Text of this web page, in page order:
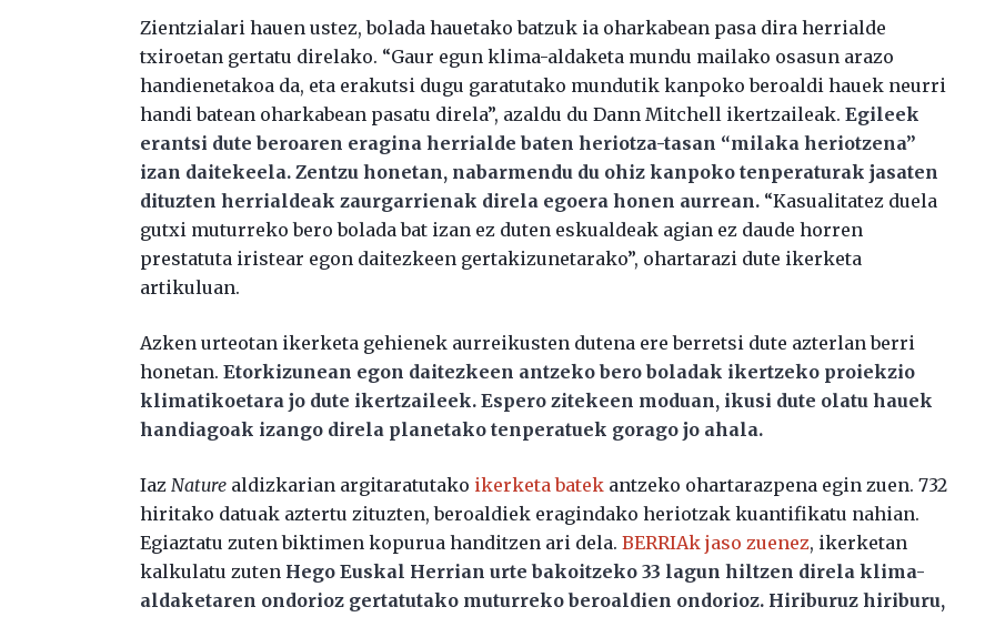
Zientzialari hauen ustez, bolada hauetako batzuk ia oharkabean pasa dira herrialde
txiroetan gertatu direlako. “Gaur egun klima-aldaketa mundu mailako osasun arazo
handienetakoa da, eta erakutsi dugu garatutako mundutik kanpoko beroaldi hauek neurri
handi batean oharkabean pasatu direla”, azaldu du Dann Mitchell ikertzaileak.Egileek
erantsi dute beroaren eragina herrialde baten heriotza-tasan “milaka heriotzena”
izan daitekeela. Zentzu honetan, nabarmendu du ohiz kanpoko tenperaturak jasaten
dituzten herrialdeak zaurgarrienak direla egoera honen aurrean. “Kasualitatez duela
gutxi muturreko bero bolada bat izan ez duten eskualdeak agian ez daude horren
prestatuta iristear egon daitezkeen gertakizunetarako”, ohartarazi dute ikerketa
artikuluan.
Azken urteotan ikerketa gehienek aurreikusten dutena ere berretsi dute azterlan berri
honetan.Etorkizunean egon daitezkeen antzeko bero boladak ikertzeko proiekzio
klimatikoetara jo dute ikertzaileek. Espero zitekeen moduan, ikusi dute olatu hauek
handiagoak izango direla planetako tenperatuek gorago jo ahala.
Iaz Nature aldizkarian argitaratutako ikerketa batek antzeko ohartarazpena egin zuen. 732
hiritako datuak aztertu zituzten, beroaldiek eragindako heriotzak kuantifikatu nahian.
Egiaztatu zuten biktimen kopurua handitzen ari dela.BERRIAk jaso zuenez, ikerketan
kalkulatu zuten Hego Euskal Herrian urte bakoitzeko 33 lagun hiltzen direla klima-
aldaketaren ondorioz gertatutako muturreko beroaldien ondorioz. Hiriburuz hiriburu,